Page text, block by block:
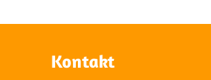
Kontakt